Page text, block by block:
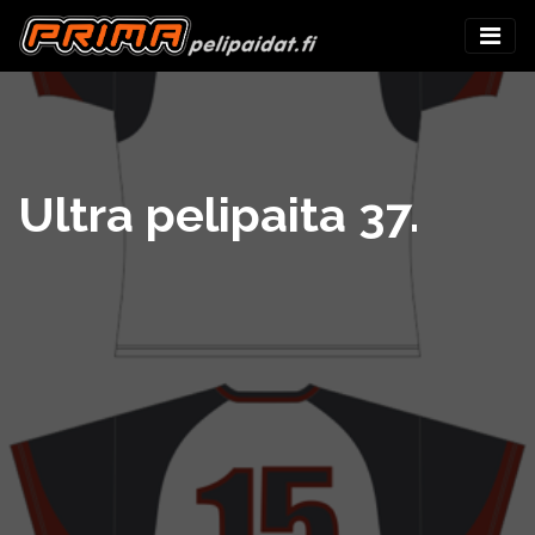
Ultra pelipaita 37.